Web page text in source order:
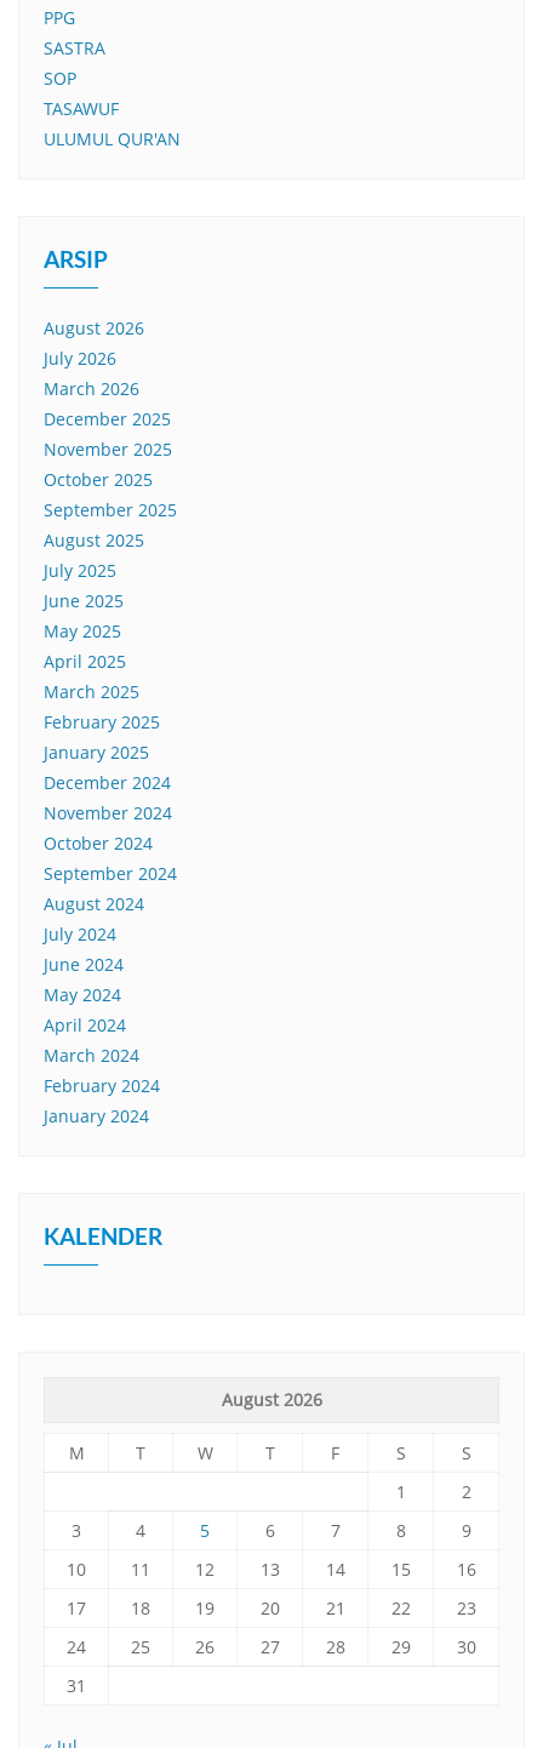
PPG
SASTRA
SOP
TASAWUF
ULUMUL QUR'AN
ARSIP
August 2026
July 2026
March 2026
December 2025
November 2025
October 2025
September 2025
August 2025
July 2025
June 2025
May 2025
April 2025
March 2025
February 2025
January 2025
December 2024
November 2024
October 2024
September 2024
August 2024
July 2024
June 2024
May 2024
April 2024
March 2024
February 2024
January 2024
KALENDER
August 2026
M T W T F S
S
1
2
3
4 5 6 7 8
9
10
11 12 13 14 15
16
17
18 19 20 21 22
23
24
25 26 27 28 29
30
31